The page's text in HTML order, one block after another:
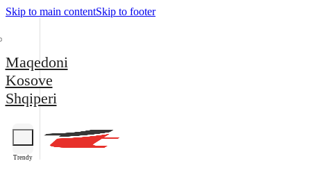
Skip to main contentSkip to footer
Maqedoni
Kosove
Shqiperi
Trendy